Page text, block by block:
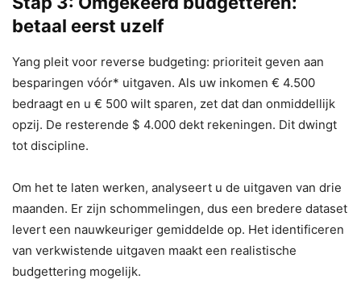
betaal eerst uzelf
Yang pleit voor reverse budgeting: prioriteit geven aan
besparingen vóór* uitgaven. Als uw inkomen € 4.500
bedraagt ​​en u € 500 wilt sparen, zet dat dan onmiddellijk
opzij. De resterende $ 4.000 dekt rekeningen. Dit dwingt
tot discipline.
Om het te laten werken, analyseert u de uitgaven van drie
maanden. Er zijn schommelingen, dus een bredere dataset
levert een nauwkeuriger gemiddelde op. Het identificeren
van verkwistende uitgaven maakt een realistische
budgettering mogelijk.